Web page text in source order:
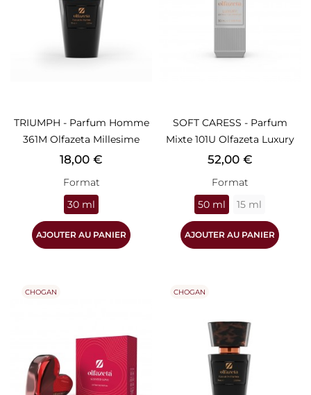
TRIUMPH - Parfum Homme
361M Olfazeta Millesime
Prix
18,00 €
Format
30 ml
AJOUTER AU PANIER
SOFT CARESS - Parfum
Mixte 101U Olfazeta Luxury
Prix
52,00 €
Format
50 ml
15 ml
AJOUTER AU PANIER
CHOGAN CHOGAN